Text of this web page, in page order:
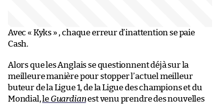
Avec « Kyks » , chaque erreur d’inattention se paie
Cash.
Alors que les Anglais se questionnent déjà sur la
meilleure manière pour stopper l’actuel meilleur
buteur de la Ligue 1, de la Ligue des champions et du
Mondial, le Guardianest venu prendre des nouvelles